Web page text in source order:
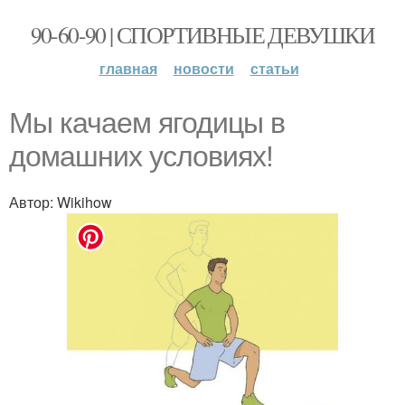
90-60-90 | СПОРТИВНЫЕ ДЕВУШКИ
главная новости статьи
Мы качаем ягодицы в
домашних условиях!
Автор: Wikihow